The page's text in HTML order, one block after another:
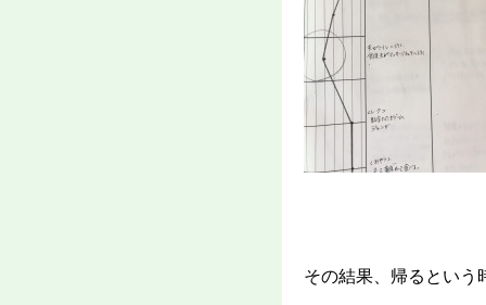
その結果、帰るという